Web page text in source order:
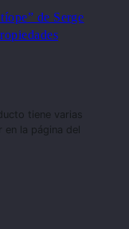
de Serge
tiene varias
la página del